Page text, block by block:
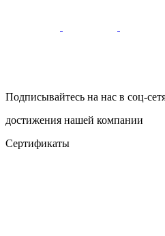
Подписывайтесь на нас в соц-
достижения нашей компании
Сертификаты